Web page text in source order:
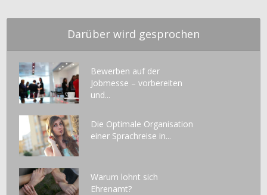
Darüber wird gesprochen
Bewerben auf der
Jobmesse – vorbereiten
und...
Die Optimale Organisation
einer Sprachreise in...
Warum lohnt sich
Ehrenamt?